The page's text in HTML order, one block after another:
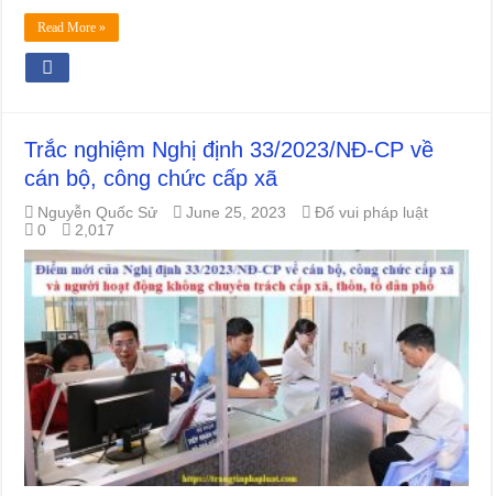
Read More »
Trắc nghiệm Nghị định 33/2023/NĐ-CP về
cán bộ, công chức cấp xã
Nguyễn Quốc Sử June 25, 2023
Đố vui pháp luật
0
2,017